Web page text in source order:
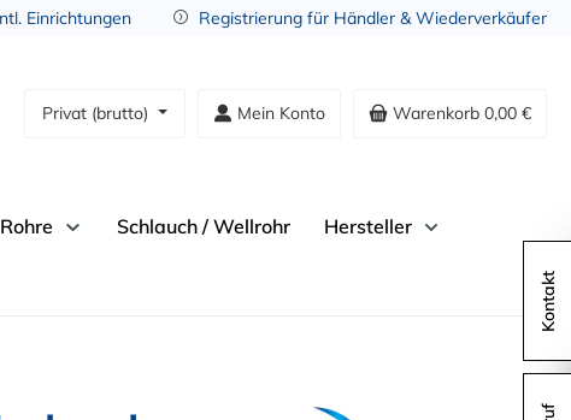
Einrichtungen Registrierung für Händler & Wiederverkäufer
Privat (brutto) Mein Konto Warenkorb 0,00 €
Rohre Schlauch / Wellrohr Hersteller
Kontakt